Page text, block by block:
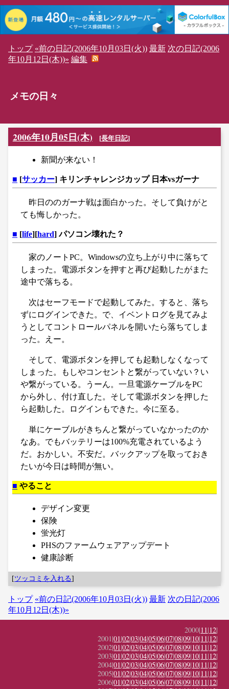
トップ «前の日記(2006年10月03日(火)) 最新 次の日記(2006
年10月12日(木))» 編集
メモの日々
2006年10月05日(木) [長年日記]
新聞が来ない！
■ [サッカー] キリンチャレンジカップ 日本vsガーナ
昨日ののガーナ戦は面白かった。そして負けがと
ても悔しかった。
■ [life][hard] パソコン壊れた？
家のノートPC。Windowsの立ち上がり中に落ちて
しまった。電源ボタンを押すと再び起動したがまた
途中で落ちる。
次はセーフモードで起動してみた。すると、落ち
ずにログインできた。で、イベントログを見てみよ
うとしてコントロールパネルを開いたら落ちてしま
った。えー。
そして、電源ボタンを押しても起動しなくなって
しまった。もしやコンセントと繋がっていない？い
や繋がっている。うーん。一旦電源ケーブルをPC
から外し、付け直した。そして電源ボタンを押した
ら起動した。ログインもできた。今に至る。
単にケーブルがきちんと繋がっていなかったのか
なあ。でもバッテリーは100%充電されているよう
だ。おかしい。不安だ。バックアップを取っておき
たいが今日は時間が無い。
■ やること
デザイン変更
保険
蛍光灯
PHSのファームウェアアップデート
健康診断
[ツッコミを入れる]
トップ «前の日記(2006年10月03日(火)) 最新 次の日記(2006
年10月12日(木))»
2000|11|12|
2001|01|02|03|04|05|06|07|08|09|10|11|12|
2002|01|02|03|04|05|06|07|08|09|10|11|12|
2003|01|02|03|04|05|06|07|08|09|10|11|12|
2004|01|02|03|04|05|06|07|08|09|10|11|12|
2005|01|02|03|04|05|06|07|08|09|10|11|12|
2006|01|02|03|04|05|06|07|08|09|10|11|12|